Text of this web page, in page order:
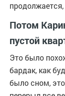
Потом
пустой
Это было
бардак, как
было сном,